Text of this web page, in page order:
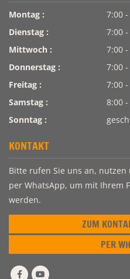
Montag :
7:00
Dienstag :
7:00
Mittwoch :
7:00
Donnerstag :
7:00
Freitag :
7:00
Samstag :
8:00
Sonntag :
KONTAKT
Bitte rufen Sie uns an,
per WhatsApp, um mit Ihrem
werden.
ZUM
PER